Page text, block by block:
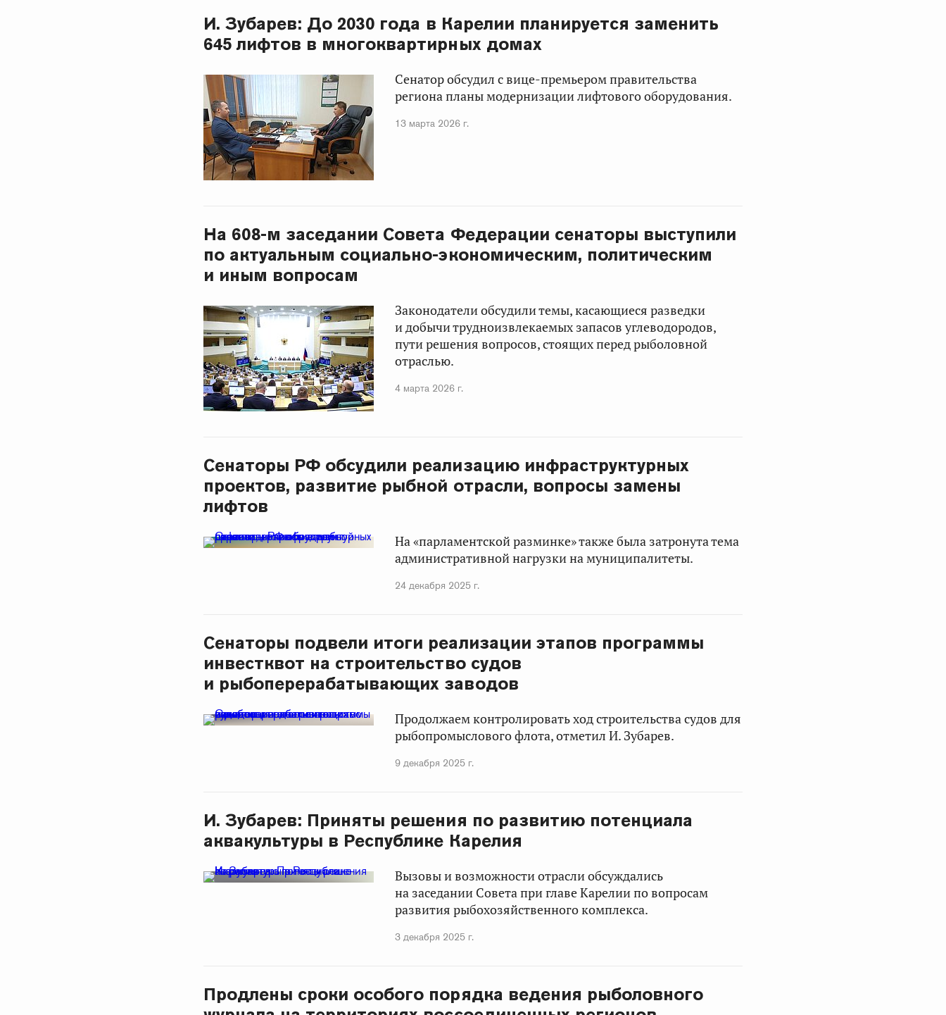
И. Зубарев: До 2030 года в Карелии планируется заменить
645 лифтов в многоквартирных домах
Сенатор обсудил с вице-премьером правительства
региона планы модернизации лифтового оборудования.
13 марта 2026 г.
На 608-м заседании Совета Федерации сенаторы выступили
по актуальным социально-экономическим, политическим
и иным вопросам
Законодатели обсудили темы, касающиеся разведки
и добычи трудноизвлекаемых запасов углеводородов,
пути решения вопросов, стоящих перед рыболовной
отраслью.
4 марта 2026 г.
Сенаторы РФ обсудили реализацию инфраструктурных
проектов, развитие рыбной отрасли, вопросы замены
лифтов
На «парламентской разминке» также была затронута тема
административной нагрузки на муниципалитеты.
24 декабря 2025 г.
Сенаторы подвели итоги реализации этапов программы
инвестквот на строительство судов
и рыбоперерабатывающих заводов
Продолжаем контролировать ход строительства судов для
рыбопромыслового флота, отметил И. Зубарев.
9 декабря 2025 г.
И. Зубарев: Приняты решения по развитию потенциала
аквакультуры в Республике Карелия
Вызовы и возможности отрасли обсуждались
на заседании Совета при главе Карелии по вопросам
развития рыбохозяйственного комплекса.
3 декабря 2025 г.
Продлены сроки особого порядка ведения рыболовного